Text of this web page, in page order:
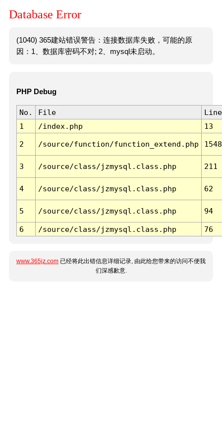
Database Error
(1040) 365建站错误警告：连接数据库失败，可能的原
因：1、数据库密码不对; 2、mysql未启动。
PHP Debug
No. File
Line
1
/index.php 13
2 /source/function/function_extend.php 1548
3 /source/class/jzmysql.class.php 211
4 /source/class/jzmysql.class.php 62
5 /source/class/jzmysql.class.php 94
6 /source/class/jzmysql.class.php 76
www.365jz.com 已经将此出错信息详细记录, 由此给您带来的访问不便我
们深感歉意.